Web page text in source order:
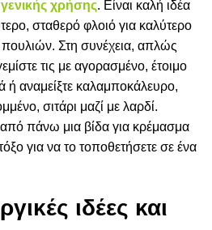
χρήσης. Είναι καλή ιδέα
σταθερό φλοιό για καλύτερο
Στη συνέχεια, απλώς
τις με αγορασμένο, έτοιμο
ή αναμείξτε καλαμποκάλευρο,
σιτάρι μαζί με λαρδί.
πάνω μια βίδα για κρέμασμα
για να το τοποθετήσετε σε ένα
ιδέες και